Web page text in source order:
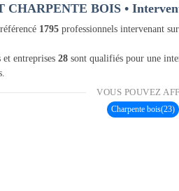
CHARPENTE BOIS •
1795 professionnels intervenant
et entreprises 28 sont qualifiés pour une
VOUS POUVEZ
Charpente bois(23)